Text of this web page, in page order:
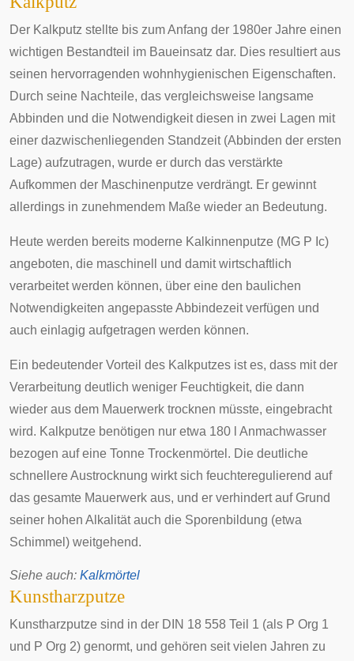
Der Kalkputz stellte bis zum Anfang der 1980er Jahre einen
wichtigen Bestandteil im Baueinsatz dar. Dies resultiert aus
seinen hervorragenden wohnhygienischen Eigenschaften.
Durch seine Nachteile, das vergleichsweise langsame
Abbinden und die Notwendigkeit diesen in zwei Lagen mit
einer dazwischenliegenden Standzeit (Abbinden der ersten
Lage) aufzutragen, wurde er durch das verstärkte
Aufkommen der Maschinenputze verdrängt. Er gewinnt
allerdings in zunehmendem Maße wieder an Bedeutung.
Heute werden bereits moderne Kalkinnenputze (MG P Ic)
angeboten, die maschinell und damit wirtschaftlich
verarbeitet werden können, über eine den baulichen
Notwendigkeiten angepasste Abbindezeit verfügen und
auch einlagig aufgetragen werden können.
Ein bedeutender Vorteil des Kalkputzes ist es, dass mit der
Verarbeitung deutlich weniger Feuchtigkeit, die dann
wieder aus dem Mauerwerk trocknen müsste, eingebracht
wird. Kalkputze benötigen nur etwa 180 l Anmachwasser
bezogen auf eine Tonne Trockenmörtel. Die deutliche
schnellere Austrocknung wirkt sich feuchteregulierend auf
das gesamte Mauerwerk aus, und er verhindert auf Grund
seiner hohen Alkalität auch die Sporenbildung (etwa
Schimmel) weitgehend.
Siehe auch: Kalkmörtel
Kunstharzputze
Kunstharzputze sind in der DIN 18 558 Teil 1 (als P Org 1
und P Org 2) genormt, und gehören seit vielen Jahren zu